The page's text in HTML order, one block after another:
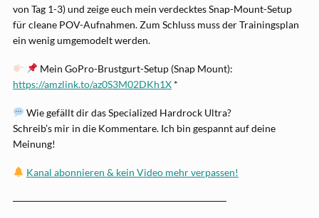
von Tag 1-3) und zeige euch mein verdecktes Snap-Mount-Setup
für cleane POV-Aufnahmen. Zum Schluss muss der Trainingsplan
ein wenig umgemodelt werden.
Mein GoPro-Brustgurt-Setup (Snap Mount):
https://amzlink.to/az0S3M02DKh1X *
Wie gefällt dir das Specialized Hardrock Ultra?
Schreib’s mir in die Kommentare. Ich bin gespannt auf deine
Meinung!
Kanal abonnieren & kein Video mehr verpassen!
──────────────────────────────